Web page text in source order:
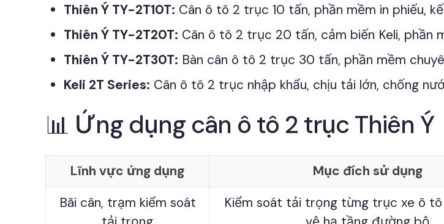
Thiên Ý TY-2T10T: Cân ô tô 2 trục 10 tấn, phần mềm in phiếu,
Thiên Ý TY-2T20T: Cân ô tô 2 trục 20 tấn, cảm biến Keli, phần
Thiên Ý TY-2T30T: Bàn cân ô tô 2 trục 30 tấn, phần mềm
Keli 2T Series: Cân ô tô 2 trục nhập khẩu, chịu tải lớn, chống
📊 Ứng dụng cân ô tô 2 trục Thiên Ý
Lĩnh vực ứng dụng Mục đích sử dụng
Bãi cân, trạm kiểm soát
Kiểm soát tải trọng từng trục xe ô